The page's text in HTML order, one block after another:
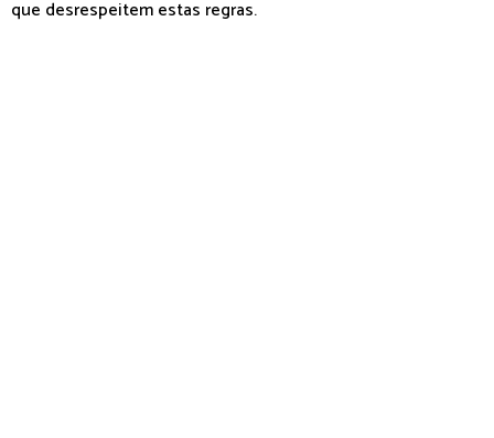
que desrespeitem estas regras.